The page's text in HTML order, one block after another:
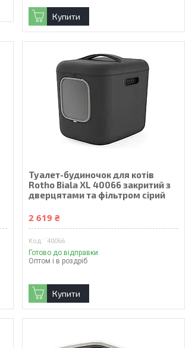
Купити
Туалет-будиночок для котів
Rotho Biala XL 40066 закритий з
дверцятами та фільтром сірий
2 619 ₴
`40066
Готово до відправки
Оптом і в роздріб
Купити